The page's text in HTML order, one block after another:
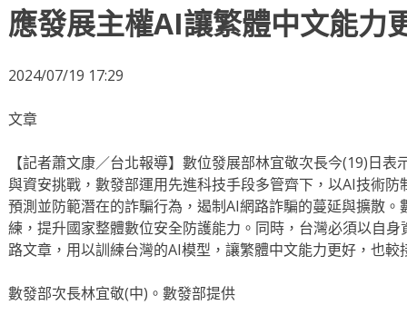
應發展主權AI讓繁體中文能力
2024/07/19 17:29
文章
【記者蕭文康／台北報導】數位發展部林宜敬次長今(19)日
與資安挑戰，數發部運用先進科技手段多管齊下，以AI技術
預測並防範潛在的詐騙行為，遏制AI網路詐騙的蔓延與擴散
練，提升國家整體數位安全防護能力。同時，台灣必須以自
路文章，用以訓練台灣的AI模型，讓繁體中文能力更好，也
數發部次長林宜敬(中)。數發部提供